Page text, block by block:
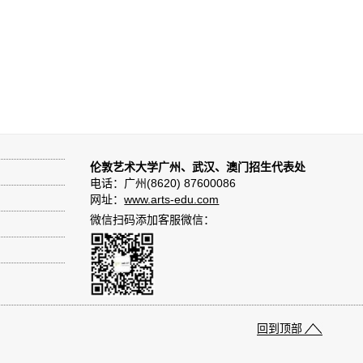
伦敦艺术大学广州、武汉、澳门招生代表处
电话：广州(8620) 87600086
网址：www.arts-edu.com
微信扫码添加客服微信：
回到顶部